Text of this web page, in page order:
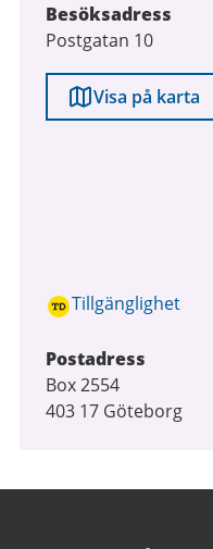
Besöksadress
Postgatan 10
Visa på karta
Tillgänglighet
Postadress
Box 2554
403 17 Göteborg